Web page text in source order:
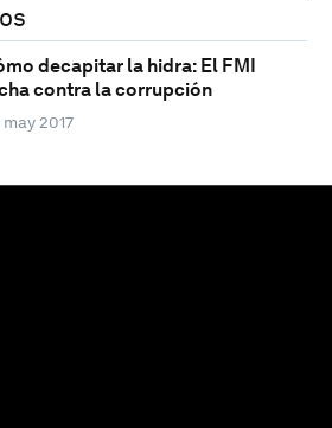
decapitar la hidra: El FMI
contra la corrupción
2017